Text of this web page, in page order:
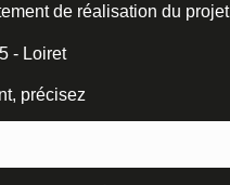
de réalisation du projet
- Loiret
précisez